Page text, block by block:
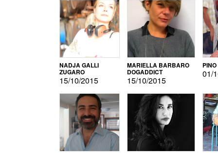
NADJA GALLI
ZUGARO
15/10/2015
MARIELLA BARBARO
DOGADDICT
15/10/2015
01/